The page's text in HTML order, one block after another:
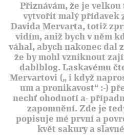
Přiznávám, že je
vytvořit malý přídavek
Davida Mervarta, totiž
vidím, aniž bych v něm
váhal, abych nakonec dal
že by mohl vzniknout
dablblog. Laskavému
Mervartovi („ i když
um a pronikavost“ :-)
nechť ohodnotí a-
zapomnění. Zde je
popisuje mé první a
květ sakury a